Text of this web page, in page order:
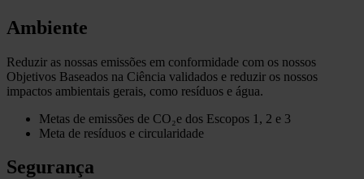
Ambiente
Reduzir as nossas emissões em conformidade com os nossos
Objetivos Baseados na Ciência validados e reduzir os nossos
impactos ambientais gerais, como resíduos e água.
Metas de emissões de CO₂e dos Escopos 1, 2 e 3
Meta de resíduos e circularidade
Segurança